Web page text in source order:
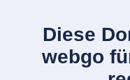
Diese
webgo